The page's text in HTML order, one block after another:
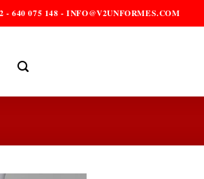
640 075 148 - INFO@V2UNFORMES.COM